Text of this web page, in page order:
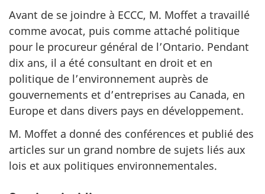
Avant de se joindre à ECCC, M. Moffet a travaillé
comme avocat, puis comme attaché politique
pour le procureur général de l’Ontario. Pendant
dix ans, il a été consultant en droit et en
politique de l’environnement auprès de
gouvernements et d’entreprises au Canada, en
Europe et dans divers pays en développement.
M. Moffet a donné des conférences et publié des
articles sur un grand nombre de sujets liés aux
lois et aux politiques environnementales.